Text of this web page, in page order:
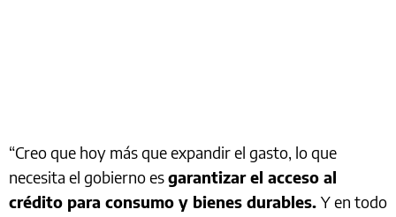
“Creo que hoy más que expandir el gasto, lo que
necesita el gobierno esgarantizar el acceso al
crédito para consumo y bienes durables. Y en todo